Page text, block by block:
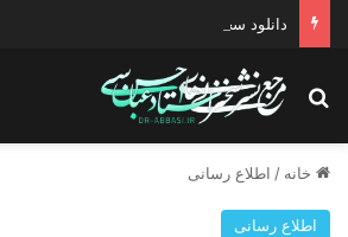
دانلود سخنرانی استاد حسن عباسی با موضوع
جستجو برای
خانه / اطلاع رسانی
اطلاع رسانی